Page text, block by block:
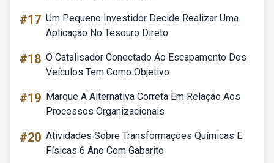
#17 Um Pequeno Investidor Decide Realizar Uma
Aplicação No Tesouro Direto
#18 O Catalisador Conectado Ao Escapamento Dos
Veículos Tem Como Objetivo
#19 Marque A Alternativa Correta Em Relação Aos
Processos Organizacionais
#20 Atividades Sobre Transformações Químicas E
Físicas 6 Ano Com Gabarito